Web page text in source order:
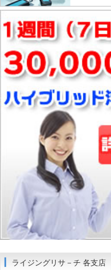
ライジングリサ－チ 各支店